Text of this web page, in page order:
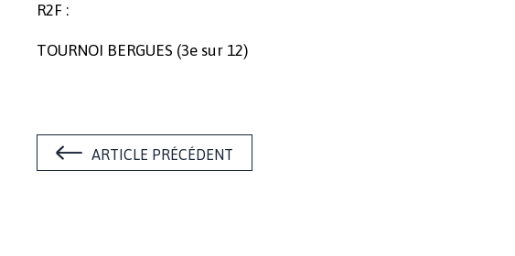
R2F :
TOURNOI BERGUES (3e sur 12)
ARTICLE PRÉCÉDENT